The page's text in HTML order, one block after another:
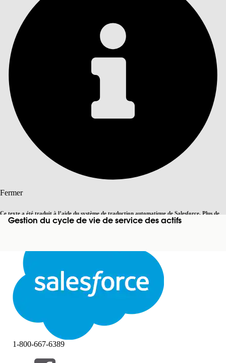
Fermer
Ce texte a été traduit à l’aide du système de traduction automatique de Salesforce. Plus de
détails, consultez < cette page.
Basculer vers la page en anglais
Fermer
Gestion du cycle de vie de service des actifs
Table des matières
TABLE DES MATIÈRES
Rechercher
1-800-667-6389